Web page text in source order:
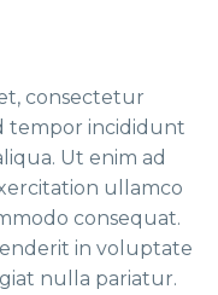
consectetur
tempor incididunt
Ut enim ad
ullamco
consequat.
in voluptate
nulla pariatur.